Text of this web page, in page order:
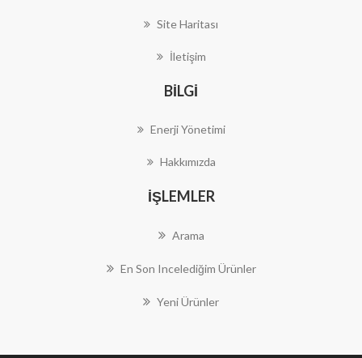
Site Haritası
İletişim
BILGI
Enerji Yönetimi
Hakkımızda
İŞLEMLER
Arama
En Son Incelediğim Ürünler
Yeni Ürünler